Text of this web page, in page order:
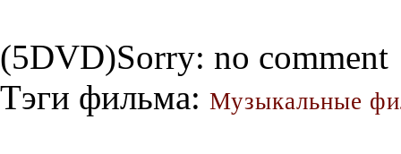
(5DVD)Sorry: no comment
Тэги фильма: Музыкальные